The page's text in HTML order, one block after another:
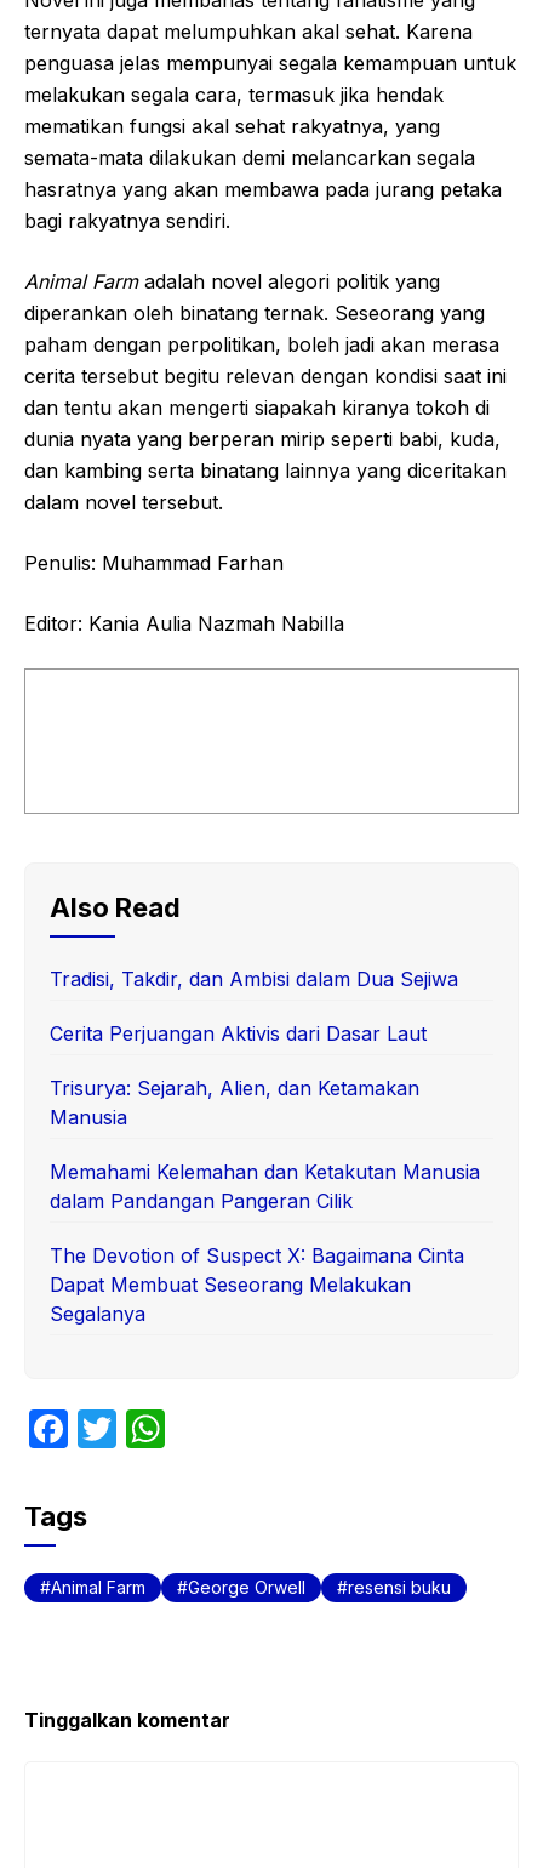
ternyata dapat melumpuhkan akal sehat. Karena
penguasa jelas mempunyai segala kemampuan untuk
melakukan segala cara, termasuk jika hendak
mematikan fungsi akal sehat rakyatnya, yang
semata-mata dilakukan demi melancarkan segala
hasratnya yang akan membawa pada jurang petaka
bagi rakyatnya sendiri.
Animal Farmadalah novel alegori politik yang
diperankan oleh binatang ternak. Seseorang yang
paham dengan perpolitikan, boleh jadi akan merasa
cerita tersebut begitu relevan dengan kondisi saat ini
dan tentu akan mengerti siapakah kiranya tokoh di
dunia nyata yang berperan mirip seperti babi, kuda,
dan kambing serta binatang lainnya yang diceritakan
dalam novel tersebut.
Penulis: Muhammad Farhan
Editor: Kania Aulia Nazmah Nabilla
Also Read
Tradisi, Takdir, dan Ambisi dalam Dua Sejiwa
Cerita Perjuangan Aktivis dari Dasar Laut
Trisurya: Sejarah, Alien, dan Ketamakan
Manusia
Memahami Kelemahan dan Ketakutan Manusia
dalam Pandangan Pangeran Cilik
The Devotion of Suspect X: Bagaimana Cinta
Dapat Membuat Seseorang Melakukan
Segalanya
F
c
e
b
T
A
Tags
Animal Farm George Orwell resensi buku
Tinggalkan komentar